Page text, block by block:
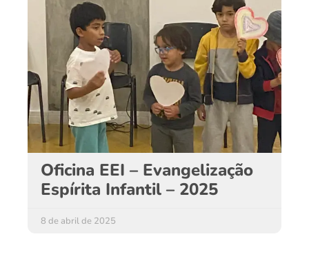
Oficina EEI – Evangelização
Espírita Infantil – 2025
8 de abril de 2025